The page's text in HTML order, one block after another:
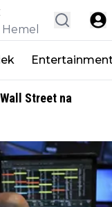
Street na